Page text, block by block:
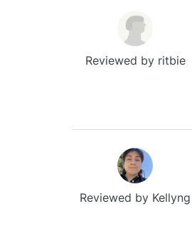
Reviewed by ritbie
Reviewed by Kellyng